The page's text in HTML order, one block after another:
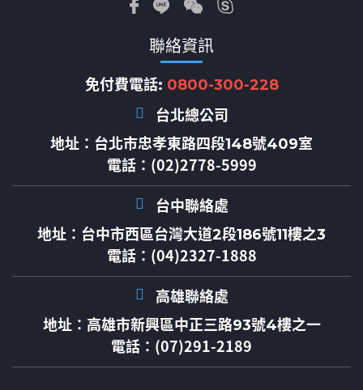
聯絡資訊
免付費電話: 0800-300-228
台北總公司
地址： 台北市忠孝東路四段148號409室
電話：(02)2778-5999
台中聯絡處
地址： 台中市西區台灣大道2段186號11樓之3
電話：(04)2327-1888
高雄聯絡處
地址： 高雄市新興區中正三路93號4樓之一
電話：(07)291-2189